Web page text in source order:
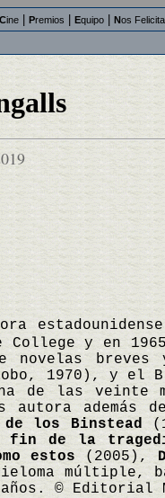
Cine Premios Equipo Nos
College y en
novelas
1970), y el
de las veinte
autora además
los Binstead
fin de la
estos (2005),
múltiple,
© Editorial